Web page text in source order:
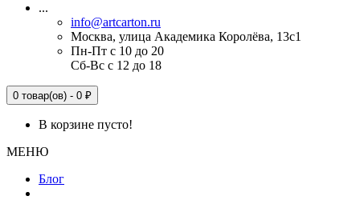
...
info@artcarton.ru
Москва, улица Академика Королёва, 13с1
Пн-Пт с 10 до 20
Сб-Вс с 12 до 18
0 товар(ов) - 0 ₽
В корзине пусто!
МЕНЮ
Блог